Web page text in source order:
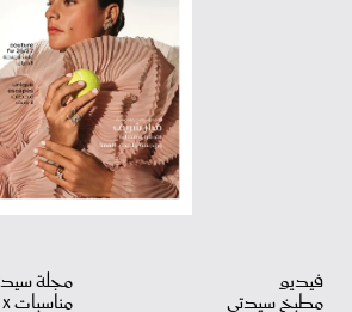
فيديو
مطبخ سيدتي
مجلة
مناسبات X سيدتي